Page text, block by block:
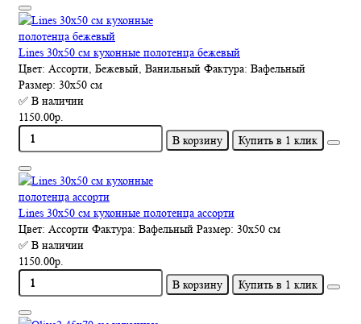
Lines 30x50 см кухонные полотенца бежевый
Цвет: Ассорти, Бежевый, Ванильный Фактура: Вафельный
Размер: 30х50 см
✅ В наличии
1150.00р.
В корзину
Купить в 1 клик
Lines 30x50 см кухонные полотенца ассорти
Цвет: Ассорти Фактура: Вафельный Размер: 30х50 см
✅ В наличии
1150.00р.
В корзину
Купить в 1 клик